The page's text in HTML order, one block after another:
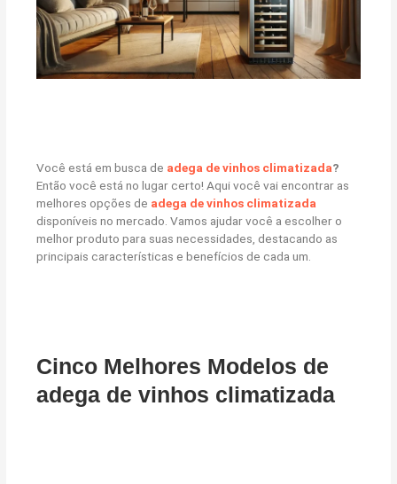
Você está em busca de adega de vinhos climatizada?
Então você está no lugar certo! Aqui você vai encontrar as
melhores opções de adega de vinhos climatizada
disponíveis no mercado. Vamos ajudar você a escolher o
melhor produto para suas necessidades, destacando as
principais características e benefícios de cada um.
Cinco Melhores Modelos de
adega de vinhos climatizada